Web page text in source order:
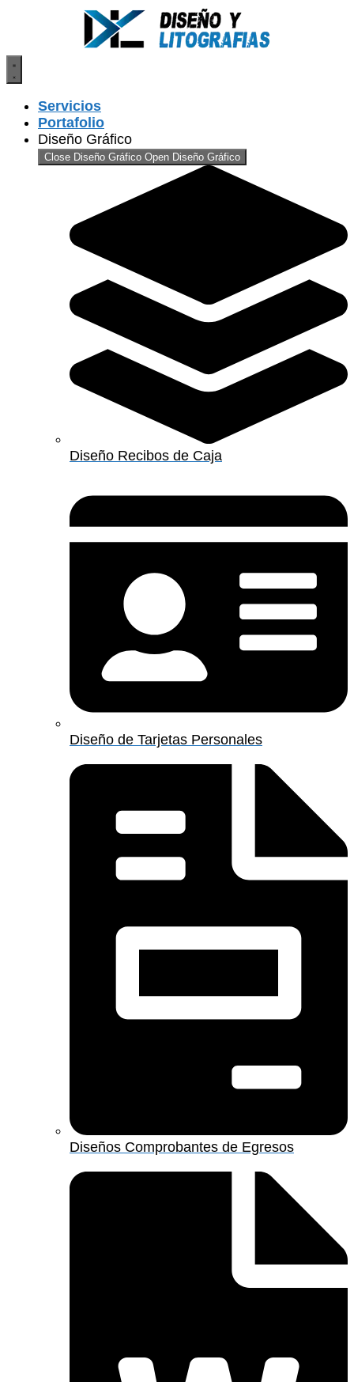
Servicios
Portafolio
Diseño Gráfico
Close Diseño Gráfico Open Diseño Gráfico
Diseño Recibos de Caja
Diseño de Tarjetas Personales
Diseños Comprobantes de Egresos